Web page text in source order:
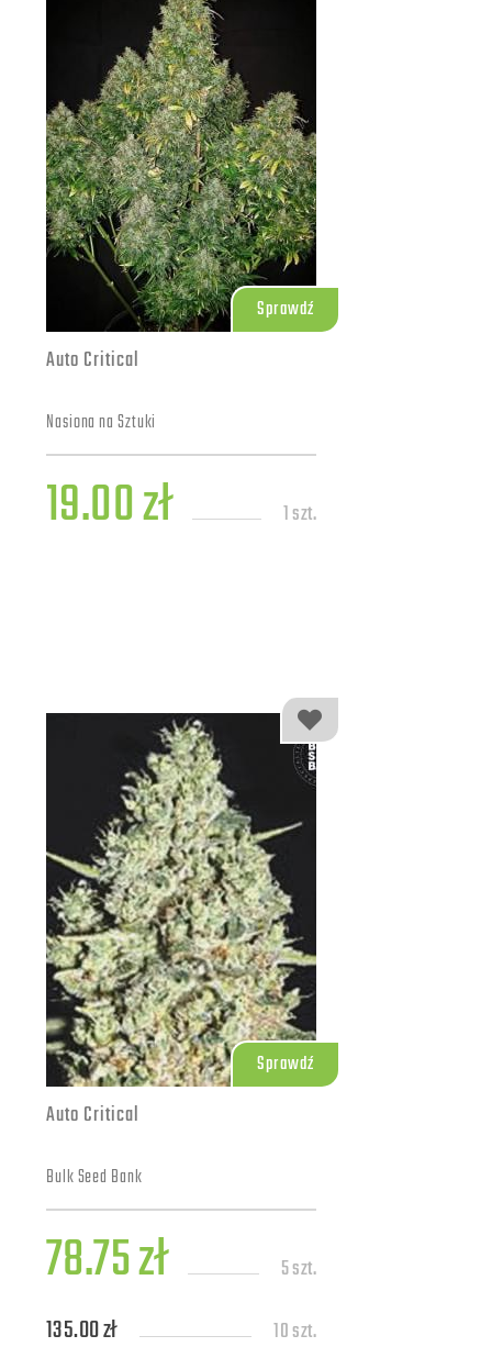
Sprawdź
Auto Critical
Nasiona na Sztuki
19.00 zł 1 szt.
Sprawdź
Auto Critical
Bulk Seed Bank
78.75 zł 5 szt.
135.00 zł 10 szt.